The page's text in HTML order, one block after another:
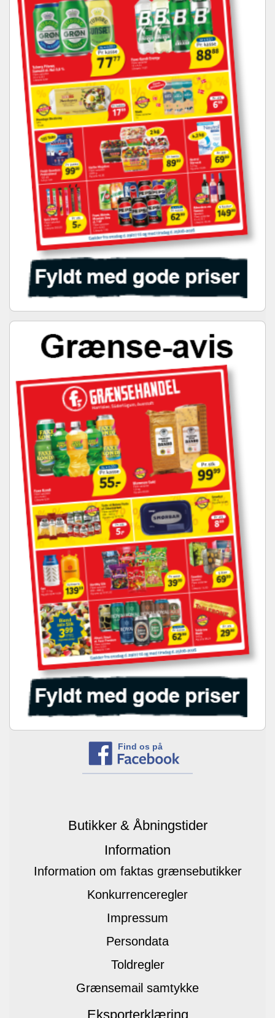
Find os på
Butikker & Åbningstider
Information
Information om faktas grænsebutikker
Konkurrenceregler
Impressum
Persondata
Toldregler
Grænsemail samtykke
Eksporterklæring